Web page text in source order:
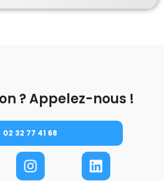
? Appelez-nous !
02 32 77 41 68